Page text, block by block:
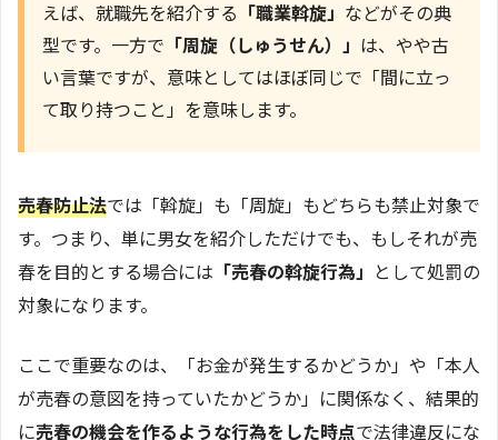
えば、就職先を紹介する 「職業斡旋」 などがその典
型です。一方で 「周旋（しゅうせん）」 は、やや古
い言葉ですが、意味としてはほぼ同じで「間に立っ
て取り持つこと」を意味します。
売春防止法では「斡旋」も「周旋」もどちらも禁止対象で
す。つまり、単に男女を紹介しただけでも、もしそれが売
春を目的とする場合には 「売春の斡旋行為」 として処罰の
対象になります。
ここで重要なのは、「お金が発生するかどうか」や「本人
が売春の意図を持っていたかどうか」に関係なく、結果的
に売春の機会を作るような行為をした時点で法律違反にな